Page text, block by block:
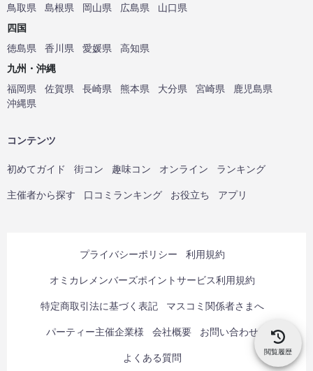
閲覧履歴
鳥取県
島根県 岡山県 広島県
山口県
四国
徳島県
香川県 愛媛県
高知県
九州・沖縄
福岡県
佐賀県 長崎県 熊本県 大分県 宮崎県
鹿児島県
沖縄県
コンテンツ
初めてガイド 街コン 趣味コン オンライン ランキング
主催者から探す 口コミランキング お役立ち アプリ
プライバシーポリシー 利用規約
オミカレメンバーズポイントサービス利用規約
特定商取引法に基づく表記 マスコミ関係者さまへ
パーティー主催企業様 会社概要 お問い合わせ
よくある質問